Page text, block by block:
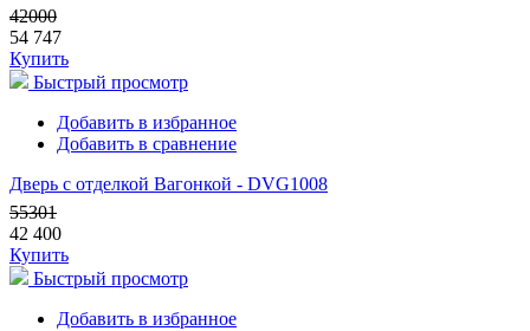
42000
54 747
Купить
Быстрый просмотр
Добавить в избранное
Добавить в сравнение
Дверь с отделкой Вагонкой - DVG1008
55301
42 400
Купить
Быстрый просмотр
Добавить в избранное